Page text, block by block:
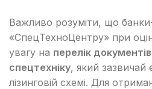
Важливо розуміти, що
«СпецТехноЦентру» при
увагу на перелік
спецтехніку, який
лізинговій схемі. Для